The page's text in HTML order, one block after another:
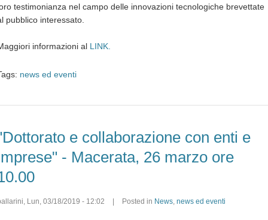
testimonianza nel campo delle innovazioni tecnologiche brevettate
pubblico interessato.
informazioni al LINK.
news ed eventi
e collaborazione con enti e
- Macerata, 26 marzo ore
, Lun, 03/18/2019 - 12:02 Posted in News, news ed eventi